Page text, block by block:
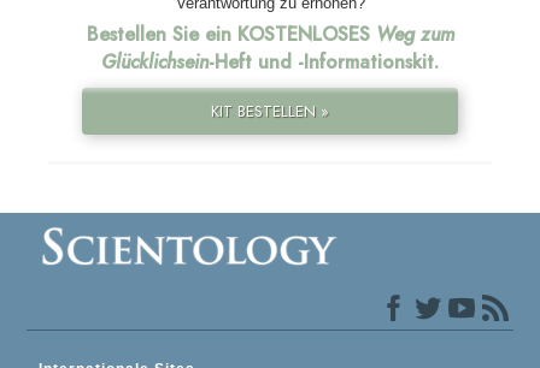
Bestellen Sie ein KOSTENLOSES Weg zum
Glücklichsein-Heft und -Informationskit.
KIT BESTELLEN »